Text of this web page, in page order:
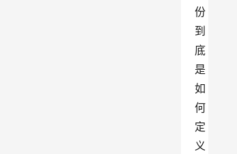
份
到
底
是
如
何
定
义